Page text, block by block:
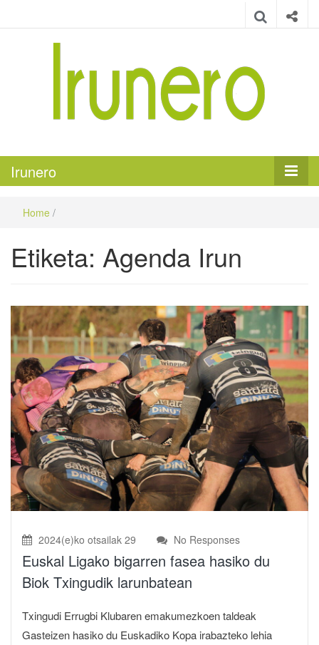
Irunero
Home /
Etiketa: Agenda Irun
2024(e)ko otsailak 29 No Responses
Euskal Ligako bigarren fasea hasiko du
Biok Txingudik larunbatean
Txingudi Errugbi Klubaren emakumezkoen taldeak
Gasteizen hasiko du Euskadiko Kopa irabazteko lehia